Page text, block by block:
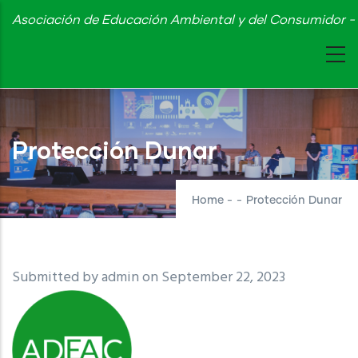
Skip
content
Asociación de Educación Ambiental y del Consumidor
Protección Dunar
Home - - Protección Dunar
Submitted byadminon September 22, 2023